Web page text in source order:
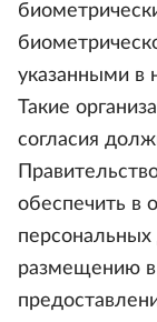
указанными в
Такие
согласия
обеспечить в
размещению в